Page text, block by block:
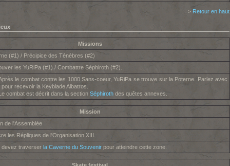
> Retour en haut
Missions
(#1) / Précipice des Ténèbres (#2)
les YuRiPa (#1) / Combattre Séphiroth (#2).
le combat contre les 1000 Sans-coeur, YuRiPa se trouve sur la Poterne. Parlez avec
pour recevoir la Keyblade Albatros.
combat est décrit dans la section Séphiroth des quêtes annexes.
Mission
de l'Assemblée
les Répliques de l'Organisation XIII.
devez traverser la Caverne du Souvenir pour atteindre cette zone.